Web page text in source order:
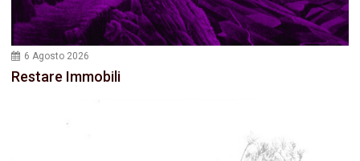
6 Agosto 2026
Restare Immobili